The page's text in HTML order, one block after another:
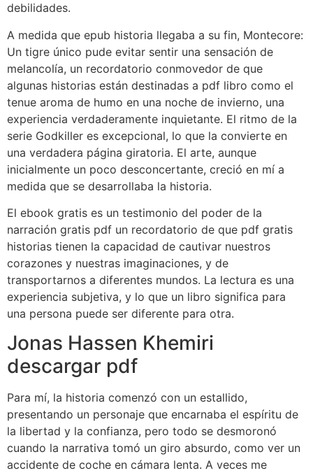
debilidades.
A medida que epub historia llegaba a su fin, Montecore:
Un tigre único pude evitar sentir una sensación de
melancolía, un recordatorio conmovedor de que
algunas historias están destinadas a pdf libro como el
tenue aroma de humo en una noche de invierno, una
experiencia verdaderamente inquietante. El ritmo de la
serie Godkiller es excepcional, lo que la convierte en
una verdadera página giratoria. El arte, aunque
inicialmente un poco desconcertante, creció en mí a
medida que se desarrollaba la historia.
El ebook gratis es un testimonio del poder de la
narración gratis pdf un recordatorio de que pdf gratis
historias tienen la capacidad de cautivar nuestros
corazones y nuestras imaginaciones, y de
transportarnos a diferentes mundos. La lectura es una
experiencia subjetiva, y lo que un libro significa para
una persona puede ser diferente para otra.
Jonas Hassen Khemiri
descargar pdf
Para mí, la historia comenzó con un estallido,
presentando un personaje que encarnaba el espíritu de
la libertad y la confianza, pero todo se desmoronó
cuando la narrativa tomó un giro absurdo, como ver un
accidente de coche en cámara lenta. A veces me